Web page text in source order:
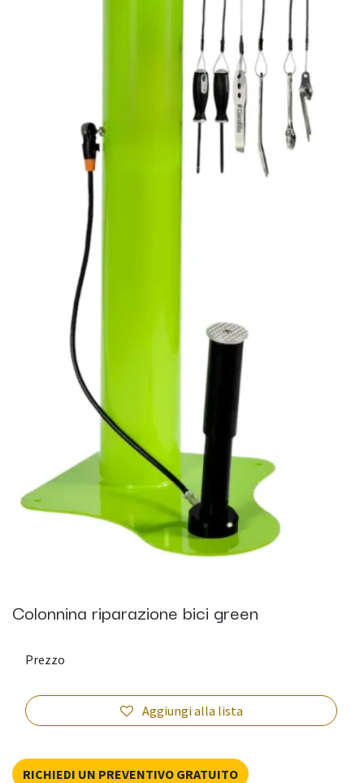
Colonnina riparazione bici green
Aggiungi alla lista
Prezzo
RICHIEDI UN PREVENTIVO GRATUITO